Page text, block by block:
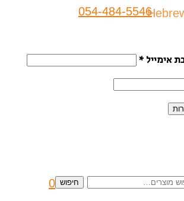
054-484-5546
אימייל *
חיפוש 0